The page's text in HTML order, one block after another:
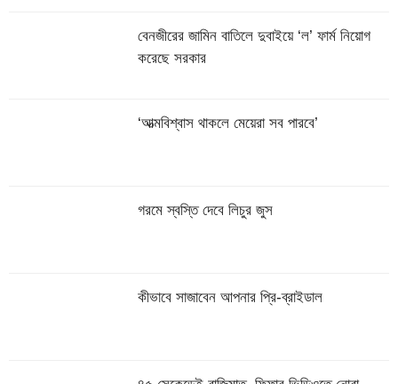
বেনজীরের জামিন বাতিলে দুবাইয়ে ‌‘ল’ ফার্ম নিয়োগ
করেছে সরকার
‘আত্মবিশ্বাস থাকলে মেয়েরা সব পারবে’
গরমে স্বস্তি দেবে লিচুর জুস
কীভাবে সাজাবেন আপনার প্রি-ব্রাইডাল